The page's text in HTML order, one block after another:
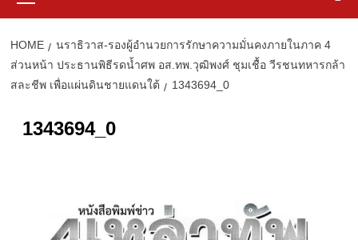
HOME
นราธิวาส-รองผู้อำนวยการรักษาความมั่นคงภายในภาค 4
ส่วนหน้า ประธานพิธีรดน้ำศพ อส.ทพ.วุฒิพงศ์ ชุมเชื้อ วีรชนทหารกล้า
สละชีพ เพื่อแผ่นดินชายแดนใต้
1343694_0
1343694_0